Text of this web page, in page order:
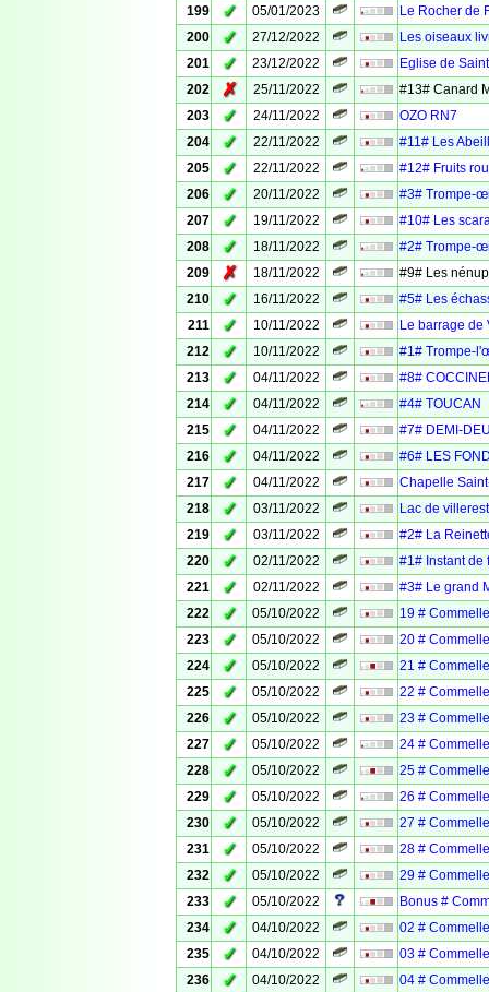
199
✓ 05/01/2023
Le Rocher de
200
✓ 27/12/2022
Les oiseaux
201
✓ 23/12/2022
Eglise de
202
✗ 25/11/2022
#13# Canard
203
✓ 24/11/2022
OZO RN7
204
✓ 22/11/2022
#11# Les
205
✓ 22/11/2022
#12# Fruits
206
✓ 20/11/2022
#3# Trompe-
207
✓ 19/11/2022
#10# Les
208
✓ 18/11/2022
#2# Trompe-
209
✗ 18/11/2022
#9# Les
210
✓ 16/11/2022
#5# Les
211
✓ 10/11/2022
Le barrage de
212
✓ 10/11/2022
#1# Trompe-
213
✓ 04/11/2022
#8#
214
✓ 04/11/2022
#4# TOUCAN
215
✓ 04/11/2022
#7# DEMI-
216
✓ 04/11/2022
#6# LES
217
✓ 04/11/2022
Chapelle
218
✓ 03/11/2022
Lac de villerest
219
✓ 03/11/2022
#2# La
220
✓ 02/11/2022
#1# Instant de
221
✓ 02/11/2022
#3# Le grand
222
✓ 05/10/2022
19 #
223
✓ 05/10/2022
20 #
224
✓ 05/10/2022
21 #
225
✓ 05/10/2022
22 #
226
✓ 05/10/2022
23 #
227
✓ 05/10/2022
24 #
228
✓ 05/10/2022
25 #
229
✓ 05/10/2022
26 #
230
✓ 05/10/2022
27 #
231
✓ 05/10/2022
28 #
232
✓ 05/10/2022
29 #
233
✓ 05/10/2022
Bonus #
234
✓ 04/10/2022
02 #
235
✓ 04/10/2022
03 #
236
✓ 04/10/2022
04 #